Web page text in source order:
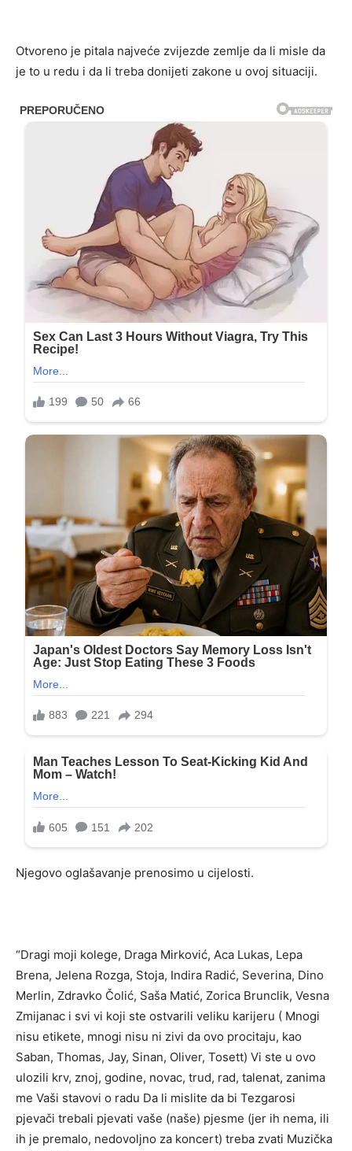
Otvoreno je pitala najveće zvijezde zemlje da li misle da
je to u redu i da li treba donijeti zakone u ovoj situaciji.
Njegovo oglašavanje prenosimo u cijelosti.
“Dragi moji kolege, Draga Mirković, Aca Lukas, Lepa
Brena, Jelena Rozga, Stoja, Indira Radić, Severina, Dino
Merlin, Zdravko Čolić, Saša Matić, Zorica Brunclik, Vesna
Zmijanac i svi vi koji ste ostvarili veliku karijeru ( Mnogi
nisu etikete, mnogi nisu ni zivi da ovo procitaju, kao
Saban, Thomas, Jay, Sinan, Oliver, Tosett) Vi ste u ovo
ulozili krv, znoj, godine, novac, trud, rad, talenat, zanima
me Vaši stavovi o radu Da li mislite da bi Tezgarosi
pjevači trebali pjevati vaše (naše) pjesme (jer ih nema, ili
ih je premalo, nedovoljno za koncert) treba zvati Muzička